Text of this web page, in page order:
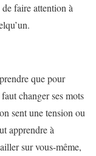
faire attention à
que pour
changer ses mots
sent une tension ou
apprendre à
sur vous-même,